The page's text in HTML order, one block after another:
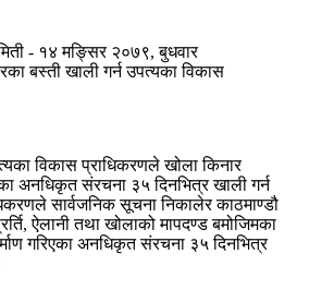
- १४ मङ्सिर २०७९, बुधवार
विकास प्राधिकरणले खोला किनार
अनधिकृत संरचना ३५ दिनभित्र खाली गर्न
सार्वजनिक सूचना निकालेर काठमाण्डौ
ऐलानी तथा खोलाको मापदण्ड बमोजिमका
गरिएका अनधिकृत संरचना ३५ दिनभित्र